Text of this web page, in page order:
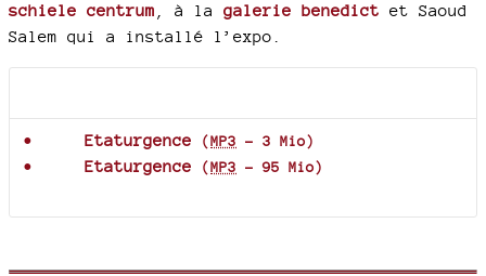
schiele centrum , à la galerie benedict et Saoud
Salem qui a installé l’expo.
Etaturgence (MP3 - 3 Mio)
Etaturgence (MP3 -95 Mio)